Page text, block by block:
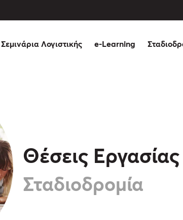
Σεμινάρια Λογιστικής e-Learning
Θέσεις Εργασίας
Σταδιοδρομία